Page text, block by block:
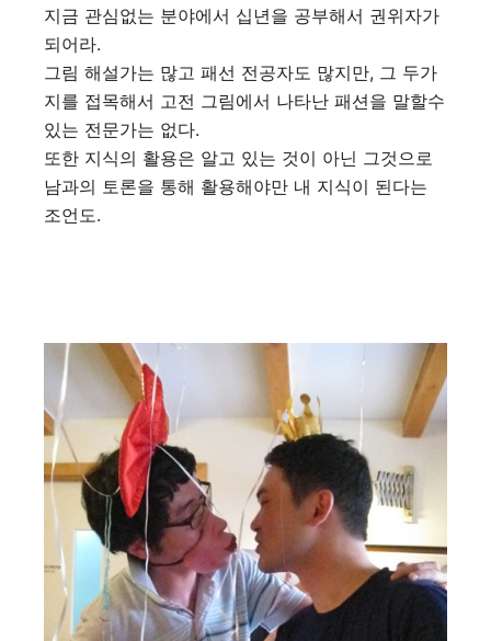
지금 관심없는 분야에서 십년을 공부해서 권위자가
되어라.
그림 해설가는 많고 패선 전공자도 많지만, 그 두가
지를 접목해서 고전 그림에서 나타난 패션을 말할수
있는 전문가는 없다.
또한 지식의 활용은 알고 있는 것이 아닌 그것으로
남과의 토론을 통해 활용해야만 내 지식이 된다는
조언도.